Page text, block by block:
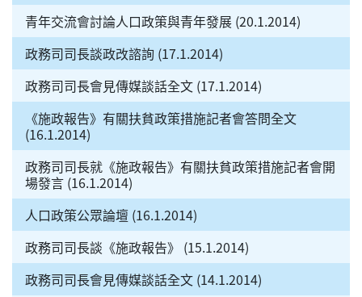
青年交流會討論人口政策與青年發展 (20.1.2014)
政務司司長談政改諮詢 (17.1.2014)
政務司司長會見傳媒談話全文 (17.1.2014)
《施政報告》有關扶貧政策措施記者會答問全文
(16.1.2014)
政務司司長就《施政報告》有關扶貧政策措施記者會開
場發言 (16.1.2014)
人口政策公眾論壇 (16.1.2014)
政務司司長談《施政報告》 (15.1.2014)
政務司司長會見傳媒談話全文 (14.1.2014)